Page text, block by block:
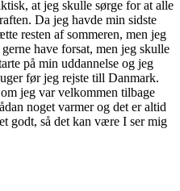
at jeg skulle sørge for at alle
Da jeg havde min sidste
resten af sommeren, men jeg
have forsat, men jeg skulle
på min uddannelse og jeg
før jeg rejste till Danmark.
jeg var velkommen tilbage
noget varmer og det er altid
godt, så det kan være I ser mig